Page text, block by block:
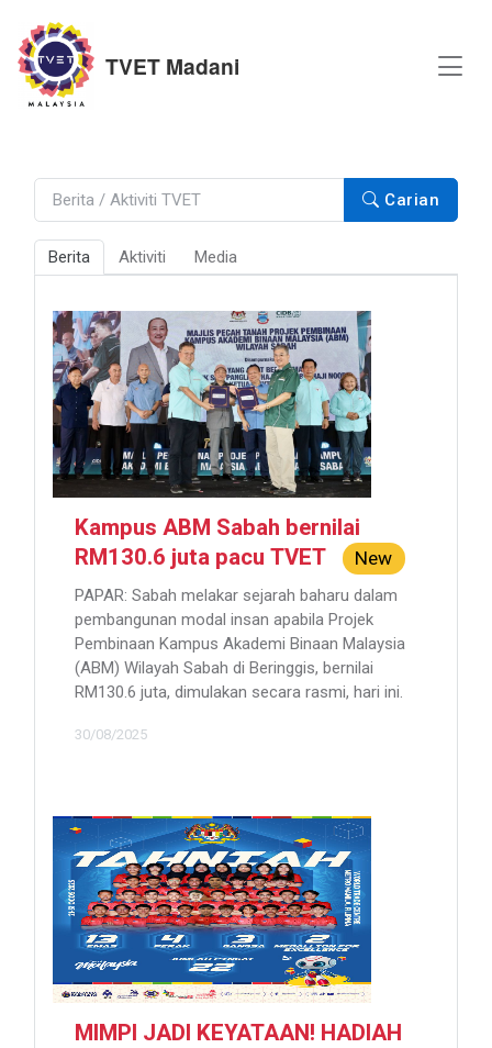
TVET Madani
Carian
Berita Aktiviti Media
Kampus ABM Sabah bernilai
RM130.6 juta pacu TVET
New
PAPAR: Sabah melakar sejarah baharu dalam
pembangunan modal insan apabila Projek
Pembinaan Kampus Akademi Binaan Malaysia
(ABM) Wilayah Sabah di Beringgis, bernilai
RM130.6 juta, dimulakan secara rasmi, hari ini.
30/08/2025
MIMPI JADI KEYATAAN! HADIAH